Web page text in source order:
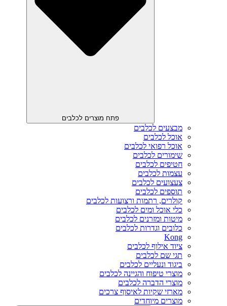
פתח מוצרים לכלבים
מבצעים לכלבים
אוכל לכלבים
אוכל רפואי לכלבים
שימורים לכלבים
חטיפים לכלבים
עצמות לכלבים
צעצועים לכלבים
תוספים לכלבים
קולרים, רתמות ורצועות לכלבים
כלי אוכל ומים לכלבים
מיטות ומזרנים לכלבים
כלובים וגדרות לכלבים
Kong
ציוד אילוף לכלבים
תגי שם לכלבים
ביגוד ונעליים לכלבים
מוצרי טיפוח והגיינה לכלבים
מוצרי הדברה לכלבים
מארזי שקיות לאיסוף צרכים
מוצרים מיוחדים